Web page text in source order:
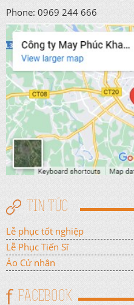
Phone: 0969 244 666
TIN TỨC
Lễ phục tốt nghiệp
Lễ Phục Tiến Sĩ
Áo Cử nhân
FACEBOOK